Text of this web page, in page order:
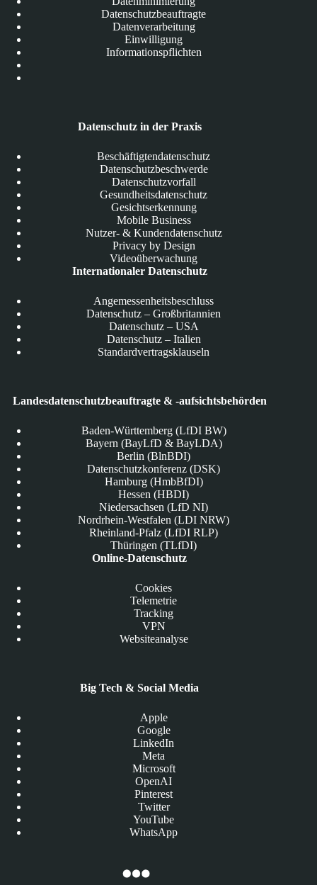
Datenschutzbeauftragte
Datenverarbeitung
Einwilligung
Informationspflichten
Datenschutz in der Praxis
Beschäftigtendatenschutz
Datenschutzbeschwerde
Datenschutzvorfall
Gesundheitsdatenschutz
Gesichtserkennung
Mobile Business
Nutzer- & Kundendatenschutz
Privacy by Design
Videoüberwachung
Internationaler Datenschutz
Angemessenheitsbeschluss
Datenschutz – Großbritannien
Datenschutz – USA
Datenschutz – Italien
Standardvertragsklauseln
Landesdatenschutzbeauftragte & -aufsichtsbehörden
Baden-Württemberg (LfDI BW)
Bayern (BayLfD & BayLDA)
Berlin (BlnBDI)
Datenschutzkonferenz (DSK)
Hamburg (HmbBfDI)
Hessen (HBDI)
Niedersachsen (LfD NI)
Nordrhein-Westfalen (LDI NRW)
Rheinland-Pfalz (LfDI RLP)
Thüringen (TLfDI)
Online-Datenschutz
Cookies
Telemetrie
Tracking
VPN
Websiteanalyse
Big Tech & Social Media
Apple
Google
LinkedIn
Meta
Microsoft
OpenAI
Pinterest
Twitter
YouTube
WhatsApp